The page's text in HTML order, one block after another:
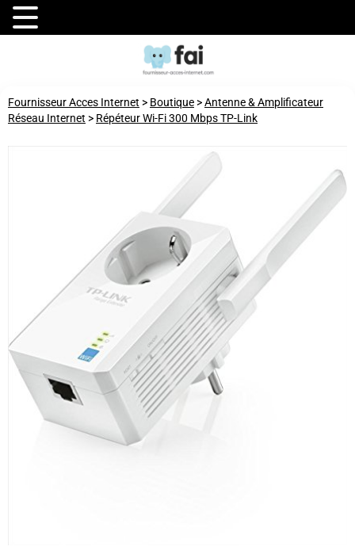
Fournisseur Acces Internet > Boutique >Antenne & Amplificateur
Réseau Internet > Répéteur Wi-Fi 300 Mbps TP-Link